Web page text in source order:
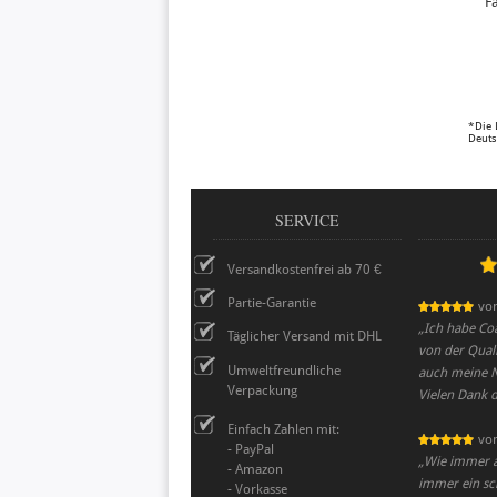
*Die
SERVICE
Versandkostenfrei ab 70 €
Partie-Garantie
Täglicher Versand mit DHL
Umweltfreundliche
Verpackung
Einfach Zahlen mit:
- PayPal
- Amazon
- Vorkasse
„Ich habe
von der
auch meine
Vielen Dank
„Wie immer
immer ein